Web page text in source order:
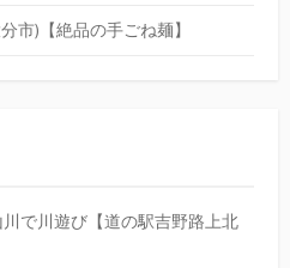
市)【絶品の手ごね麺】
で川遊び【道の駅吉野路上北